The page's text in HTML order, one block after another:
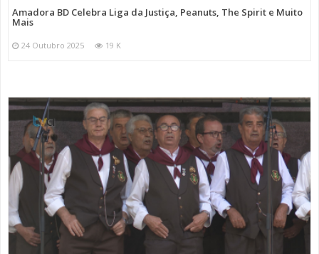
Amadora BD Celebra Liga da Justiça, Peanuts, The Spirit e Muito
Mais
24 Outubro 2025 19 K